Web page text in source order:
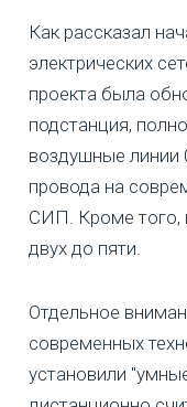
Как рассказал
электрических
проекта была
подстанция,
воздушные линии
провода на
СИП. Кроме того,
двух до пяти.
Отдельное
современных
установили